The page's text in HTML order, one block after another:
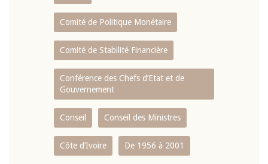
Comité de Politique Monétaire
Comité de Stabilité Financière
Conférence des Chefs d’Etat et de
Gouvernement
Conseil Conseil des Ministres
Côte d’Ivoire De 1956 à 2001